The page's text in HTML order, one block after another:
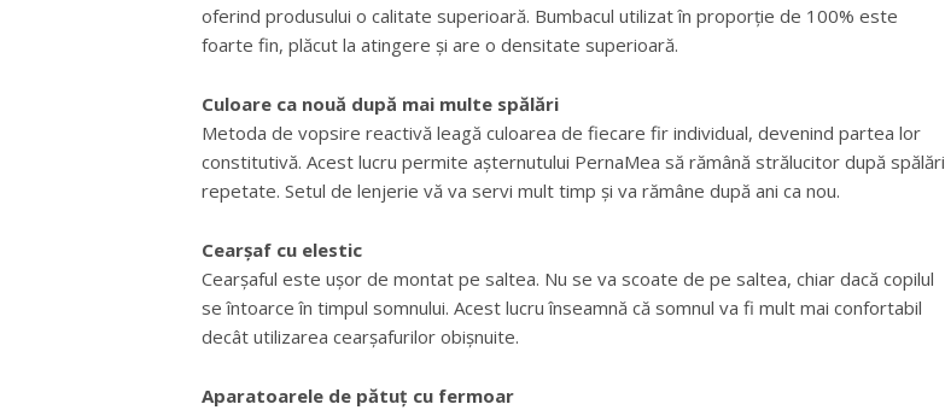
oferind produsului o calitate superioară. Bumbacul utilizat în proporție de 100% este
foarte fin, plăcut la atingere și are o densitate superioară.
Culoare ca nouă după mai multe spălări
Metoda de vopsire reactivă leagă culoarea de fiecare fir individual, devenind partea lor
constitutivă. Acest lucru permite așternutului PernaMea să rămână strălucitor după spălări
repetate. Setul de lenjerie vă va servi mult timp și va rămâne după ani ca nou.
Cearșaf cu elestic
Cearșaful este ușor de montat pe saltea. Nu se va scoate de pe saltea, chiar dacă copilul
se întoarce în timpul somnului. Acest lucru înseamnă că somnul va fi mult mai confortabil
decât utilizarea cearșafurilor obișnuite.
Aparatoarele de pătuț cu fermoar